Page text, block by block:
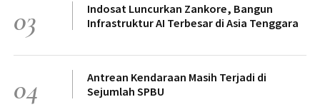
03
Indosat Luncurkan Zankore, Bangun
Infrastruktur AI Terbesar di Asia Tenggara
04
Antrean Kendaraan Masih Terjadi di
Sejumlah SPBU